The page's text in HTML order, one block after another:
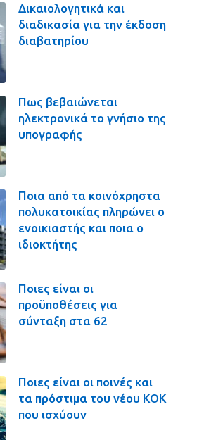
Δικαιολογητικά και
διαδικασία για την έκδοση
διαβατηρίου
Πως βεβαιώνεται
ηλεκτρονικά το γνήσιο της
υπογραφής
Ποια από τα κοινόχρηστα
πολυκατοικίας πληρώνει ο
ενοικιαστής και ποια ο
ιδιοκτήτης
Ποιες είναι οι
προϋποθέσεις για
σύνταξη στα 62
Ποιες είναι οι ποινές και
τα πρόστιμα του νέου ΚΟΚ
που ισχύουν